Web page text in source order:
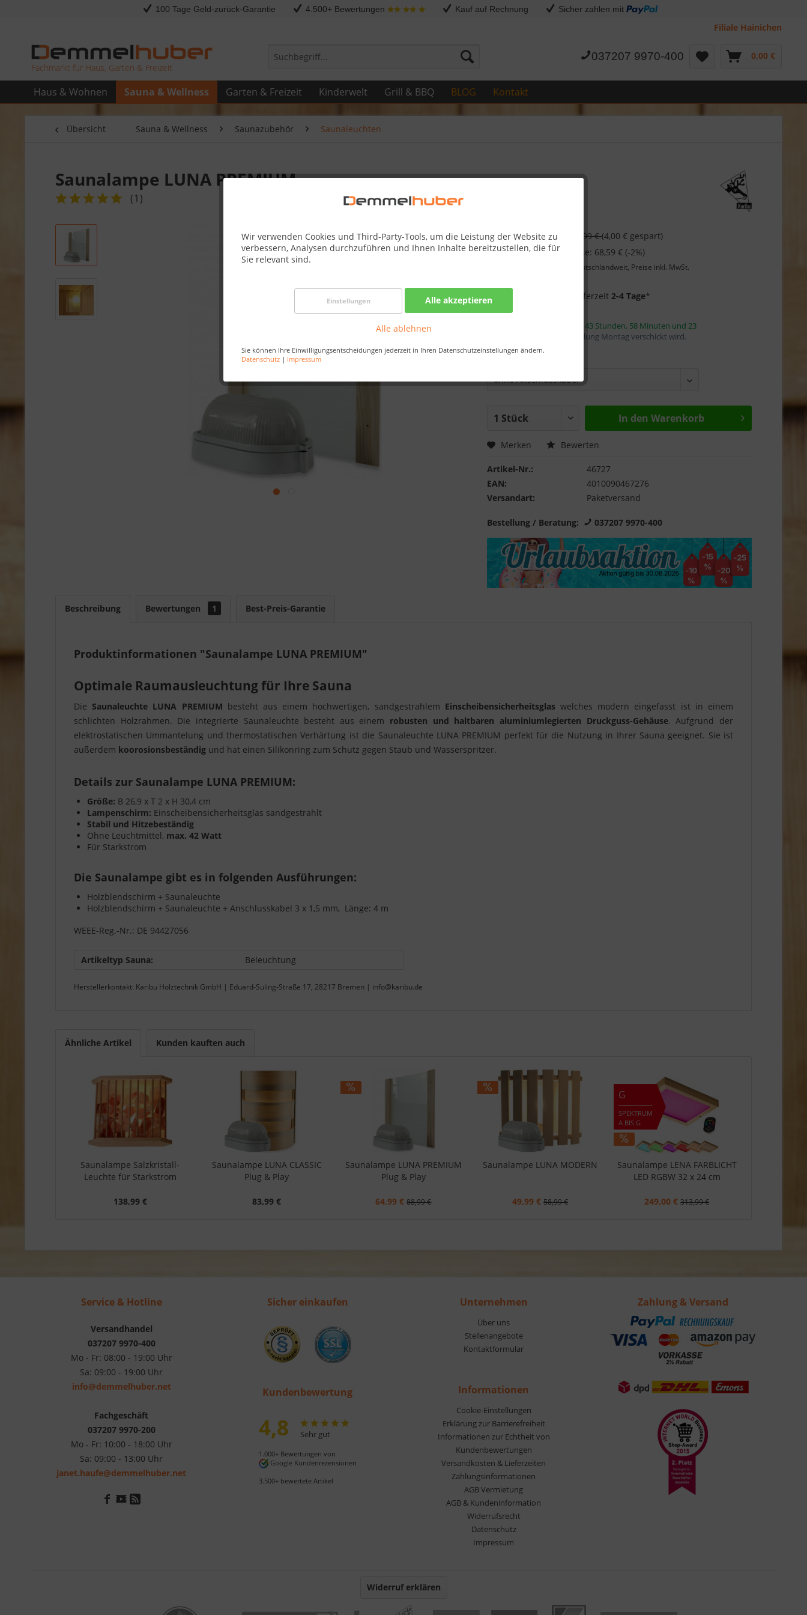
100 Tage Geld-zurück-Garantie 4.500+ Bewertungen Kauf auf Rechnung Sicher zahlen mit
Filiale Hainichen
Fachmarkt für Haus, Garten & Freizeit
037207 9970-400 0,00 €
Haus & Wohnen Sauna & Wellness Garten & Freizeit Kinderwelt Grill & BBQ BLOG Kontakt
Wir verwenden Cookies und Third-Party-Tools, um die Leistung der Website zu
verbessern, Analysen durchzuführen und Ihnen Inhalte bereitzustellen, die für
Sie relevant sind.
Einstellungen Alle akzeptieren
Alle ablehnen
Sie können Ihre Einwilligungsentscheidungen jederzeit in Ihren Datenschutzeinstellungen ändern.
Datenschutz | Impressum
Übersicht Sauna & Wellness Saunazubehör Saunaleuchten
Saunalampe LUNA PREMIUM
(1 )
69,99 € 73,99 €(4,00 € gespart)
Skonto-Preis bei Vorkasse: 68,59 € (-2%)
deutschlandweit, Preise inkl. MwSt.
- Lieferzeit2-4 Tage*
Bestellen Sie innerhalb von43 Stunden, 58 Minuten und 23
, damit die Bestellung Montag verschickt wird.
Ausführung:
In den Warenkorb
Merken Bewerten
Artikel-Nr.:
46727
EAN:
4010090467276
Versandart:
Paketversand
Bestellung / Beratung: 037207 9970-400
Beschreibung Bewertungen 1 Best-Preis-Garantie
Produktinformationen "Saunalampe LUNA PREMIUM"
Optimale Raumausleuchtung für Ihre Sauna
Die Saunaleuchte LUNA PREMIUM besteht aus einem hochwertigen, sandgestrahlem Einscheibensicherheitsglas welches modern eingefasst ist in einem
schlichten Holzrahmen. Die integrierte Saunaleuchte besteht aus einem robusten und haltbaren aluminiumlegierten Druckguss-Gehäuse. Aufgrund der
elektrostatischen Ummantelung und thermostatischen Verhärtung ist die Saunaleuchte LUNA PREMIUM perfekt für die Nutzung in Ihrer Sauna geeignet. Sie ist
außerdem koorosionsbeständig und hat einen Silikonring zum Schutz gegen Staub und Wasserspritzer.
Details zur Saunalampe LUNA PREMIUM:
Größe: B 26,9 x T 2 x H 30,4 cm
Lampenschirm: Einscheibensicherheitsglas sandgestrahlt
Stabil und Hitzebeständig
Ohne Leuchtmittel, max. 42 Watt
Für Starkstrom
Die Saunalampe gibt es in folgenden Ausführungen:
Holzblendschirm + Saunaleuchte
Holzblendschirm + Saunaleuchte + Anschlusskabel 3 x 1,5 mm, Länge: 4 m
WEEE-Reg.-Nr.: DE 94427056
Artikeltyp Sauna: Beleuchtung
Herstellerkontakt: Karibu Holztechnik GmbH | Eduard-Suling-Straße 17, 28217 Bremen | info@karibu.de
Ähnliche Artikel Kunden kauften auch
Saunalampe Salzkristall-
Leuchte für Starkstrom
138,99 €
Saunalampe LUNA CLASSIC
Plug & Play
83,99 €
Saunalampe LUNA PREMIUM
Plug & Play
64,99 € 88,99 €
Saunalampe LUNA MODERN
49,99 € 58,99 €
G
SPEKTRUM
A BIS G
Saunalampe LENA FARBLICHT
LED RGBW 32 x 24 cm
249,00 € 313,99 €
Service & Hotline
Versandhandel
037207 9970-400
Mo - Fr: 08:00 - 19:00 Uhr
Sa: 09:00 - 19:00 Uhr
info@demmelhuber.net
Fachgeschäft
037207 9970-200
Mo - Fr: 10:00 - 18:00 Uhr
Sa: 09:00 - 13:00 Uhr
janet.haufe@demmelhuber.net
Sicher einkaufen
Kundenbewertung
4,8 Sehr gut
1.000+ Bewertungen von
Google Kundenrezensionen
3.500+ bewertete Artikel
Unternehmen
Über uns
Stellenangebote
Kontaktformular
Informationen
Cookie-Einstellungen
Erklärung zur Barrierefreiheit
Informationen zur Echtheit von
Kundenbewertungen
Versandkosten & Lieferzeiten
Zahlungsinformationen
AGB Vermietung
AGB & Kundeninformation
Widerrufsrecht
Datenschutz
Impressum
Zahlung & Versand
Widerruf erklären